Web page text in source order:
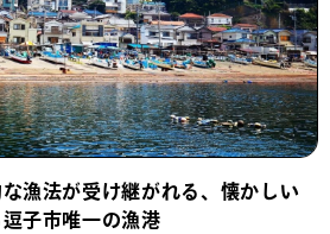
漁法が受け継がれる、懐かしい
子市唯一の漁港